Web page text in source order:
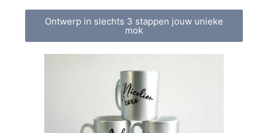
Ontwerp in slechts 3 stappen jouw unieke
mok